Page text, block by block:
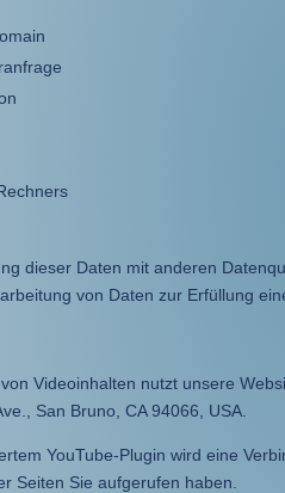
dieser Daten mit anderen
von Daten zur Erfüllung
Videoinhalten nutzt unsere
San Bruno, CA 94066, USA.
YouTube-Plugin wird eine
Seiten Sie aufgerufen haben.